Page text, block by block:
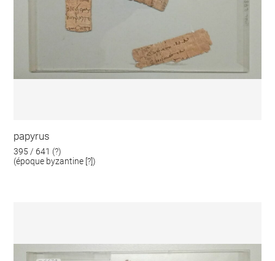
papyrus
395 / 641 (?)
(époque byzantine [?])